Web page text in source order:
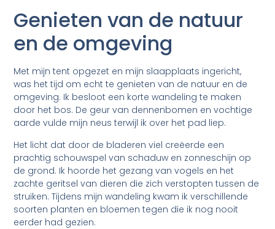
Genieten van de natuur
en de omgeving
Met mijn tent opgezet en mijn slaapplaats ingericht,
was het tijd om echt te genieten van de natuur en de
omgeving. Ik besloot een korte wandeling te maken
door het bos. De geur van dennenbomen en vochtige
aarde vulde mijn neus terwijl ik over het pad liep.
Het licht dat door de bladeren viel creëerde een
prachtig schouwspel van schaduw en zonneschijn op
de grond. Ik hoorde het gezang van vogels en het
zachte geritsel van dieren die zich verstopten tussen de
struiken. Tijdens mijn wandeling kwam ik verschillende
soorten planten en bloemen tegen die ik nog nooit
eerder had gezien.